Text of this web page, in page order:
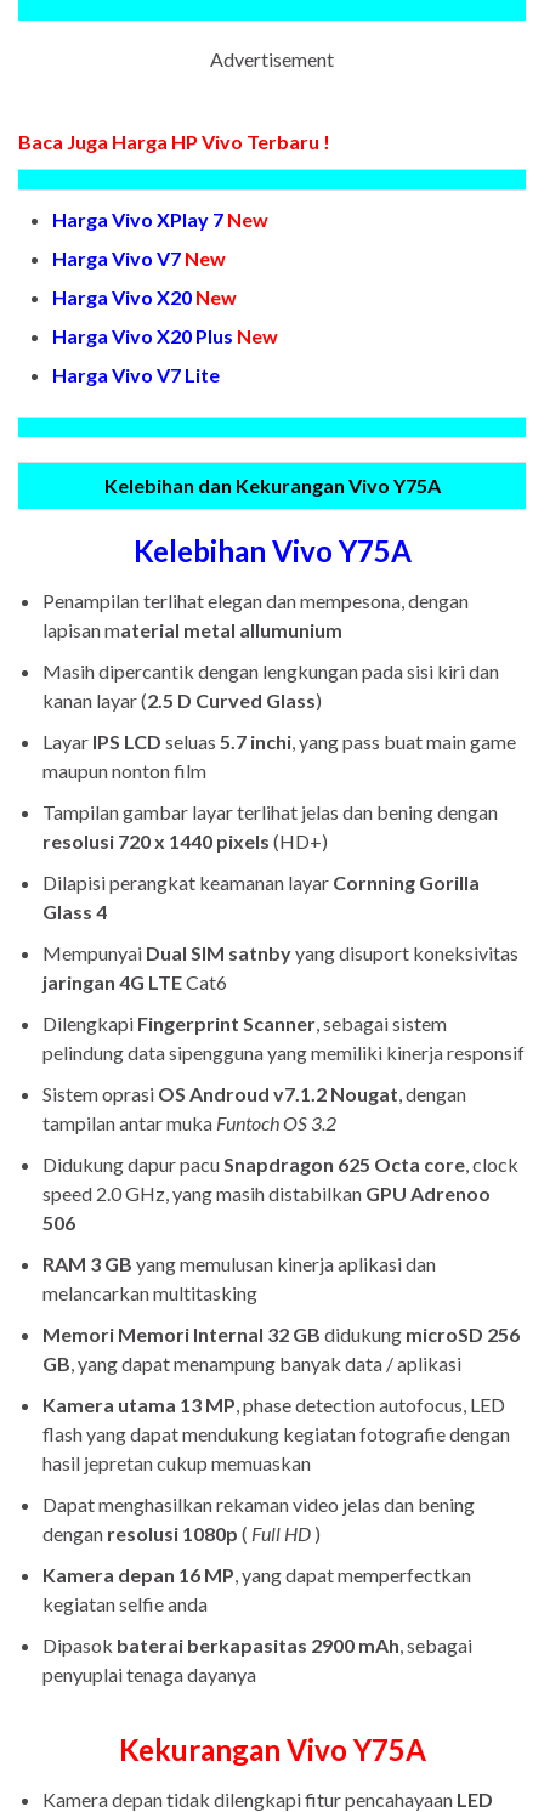
Advertisement
Baca Juga Harga HP Vivo Terbaru !
Harga Vivo XPlay 7 New
Harga Vivo V7 New
Harga Vivo X20 New
Harga Vivo X20 Plus New
Harga Vivo V7 Lite
Kelebihan dan Kekurangan Vivo Y75A
Kelebihan Vivo Y75A
Penampilan terlihat elegan dan mempesona, dengan
lapisan material metal allumunium
Masih dipercantik dengan lengkungan pada sisi kiri dan
kanan layar (2.5 D Curved Glass)
Layar IPS LCD seluas 5.7 inchi, yang pass buat main game
maupun nonton film
Tampilan gambar layar terlihat jelas dan bening dengan
resolusi 720 x 1440 pixels (HD+)
Dilapisi perangkat keamanan layar Cornning Gorilla
Glass 4
Mempunyai Dual SIM satnbyyang disuport koneksivitas
jaringan 4G LTECat6
Dilengkapi Fingerprint Scanner, sebagai sistem
pelindung data sipengguna yang memiliki kinerja responsif
Sistem oprasi OS Androud v7.1.2 Nougat, dengan
tampilan antar muka Funtoch OS 3.2
Didukung dapur pacuSnapdragon 625 Octa core, clock
speed 2.0 GHz, yang masih distabilkan GPU Adrenoo
506
RAM 3 GB yang memulusan kinerja aplikasi dan
melancarkan multitasking
Memori Memori Internal 32 GB didukung microSD 256
GB, yang dapat menampung banyak data / aplikasi
Kamera utama 13 MP, phase detection autofocus, LED
flash yang dapat mendukung kegiatan fotografie dengan
hasil jepretan cukup memuaskan
Dapat menghasilkan rekaman video jelas dan bening
dengan resolusi 1080p ( Full HD )
Kamera depan 16 MP, yang dapat memperfectkan
kegiatan selfie anda
Dipasok baterai berkapasitas 2900 mAh, sebagai
penyuplai tenaga dayanya
Kekurangan Vivo Y75A
Kamera depan tidak dilengkapi fitur pencahayaan LED